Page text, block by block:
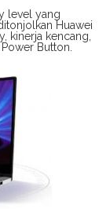
level yang
Huawei
kinerja kencang,
Button.